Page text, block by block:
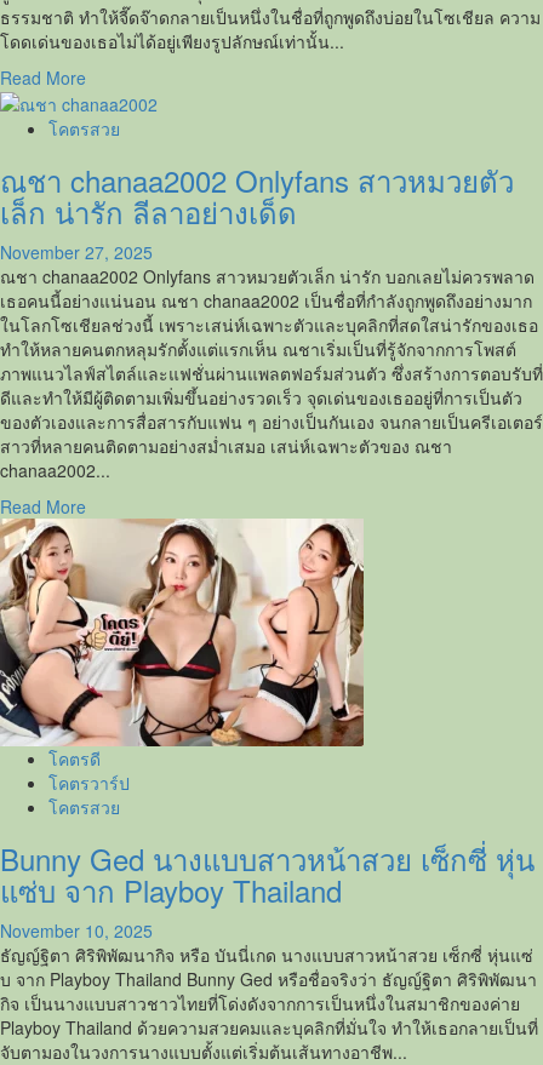
ธรรมชาติ ทำให้จี๊ดจ๊าดกลายเป็นหนึ่งในชื่อที่ถูกพูดถึงบ่อยในโซเชียล ความ
โดดเด่นของเธอไม่ได้อยู่เพียงรูปลักษณ์เท่านั้น...
Read More
more
about
จ๊าด
ยุติ
การ
ถ่าย
Onlyfans
18+
อย่าง
ถาวร
สู่
การ
เป็น
ดารา
สาว
โคตรสวย
ณชา chanaa2002 Onlyfans สาวหมวยตัว
เล็ก น่ารัก ลีลาอย่างเด็ด
November 27, 2025
ณชา chanaa2002 Onlyfans สาวหมวยตัวเล็ก น่ารัก บอกเลยไม่ควรพลาด
เธอคนนี้อย่างแน่นอน ณชา chanaa2002 เป็นชื่อที่กำลังถูกพูดถึงอย่างมาก
ในโลกโซเชียลช่วงนี้ เพราะเสน่ห์เฉพาะตัวและบุคลิกที่สดใสน่ารักของเธอ
ทำให้หลายคนตกหลุมรักตั้งแต่แรกเห็น ณชาเริ่มเป็นที่รู้จักจากการโพสต์
ภาพแนวไลฟ์สไตล์และแฟชั่นผ่านแพลตฟอร์มส่วนตัว ซึ่งสร้างการตอบรับที่
ดีและทำให้มีผู้ติดตามเพิ่มขึ้นอย่างรวดเร็ว จุดเด่นของเธออยู่ที่การเป็นตัว
ของตัวเองและการสื่อสารกับแฟน ๆ อย่างเป็นกันเอง จนกลายเป็นครีเอเตอร์
สาวที่หลายคนติดตามอย่างสม่ำเสมอ เสน่ห์เฉพาะตัวของ ณชา
chanaa2002...
Read More
more
ณชา
chanaa2002
Onlyfans
สาว
ห
มวย
ตัว
เล็ก
น่า
รัก
ลีลา
อย่าง
เด็ด
โคตรดี
โคตรวาร์ป
โคตรสวย
Bunny Ged นางแบบสาวหน้าสวย เซ็กซี่ หุ่น
แซ่บ จาก Playboy Thailand
November 10, 2025
ธัญญ์ฐิตา ศิริพิพัฒนากิจ หรือ บันนี่เกด นางแบบสาวหน้าสวย เซ็กซี่ หุ่นแซ่
บ จาก Playboy Thailand Bunny Ged หรือชื่อจริงว่า ธัญญ์ฐิตา ศิริพิพัฒนา
กิจ เป็นนางแบบสาวชาวไทยที่โด่งดังจากการเป็นหนึ่งในสมาชิกของค่าย
Playboy Thailand ด้วยความสวยคมและบุคลิกที่มั่นใจ ทำให้เธอกลายเป็นที่
จับตามองในวงการนางแบบตั้งแต่เริ่มต้นเส้นทางอาชีพ...